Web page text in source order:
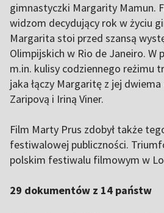
gimnastyczki Margarity Mamun.
widzom decydujący rok w życiu
Margarita stoi przed szansą
Olimpijskich w Rio de Janeiro. W
m.in. kulisy codziennego reżimu
jaka łączy Margaritę z jej
Zaripovą i Iriną Viner.
Film Marty Prus zdobył także
festiwalowej publiczności.
polskim festiwalu filmowym w
29 dokumentów z 14 państw